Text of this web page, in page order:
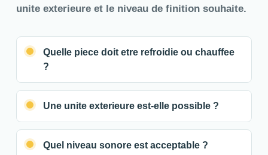
unite exterieure et le niveau de finition souhaite.
Quelle piece doit etre refroidie ou chauffee
?
Une unite exterieure est-elle possible ?
Quel niveau sonore est acceptable ?